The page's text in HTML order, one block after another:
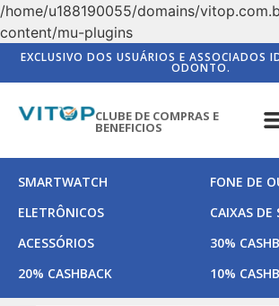
/home/u188190055/domains/
content/mu-plugins
EXCLUSIVO DOS USUÁRIOS E ASSOCIADOS
ODONTO.
CLUBE DE COMPRAS E
BENEFICIOS
SMARTWATCH
FONE DE
ELETRÔNICOS
CAIXAS DE
ACESSÓRIOS
30%
20% CASHBACK
10%